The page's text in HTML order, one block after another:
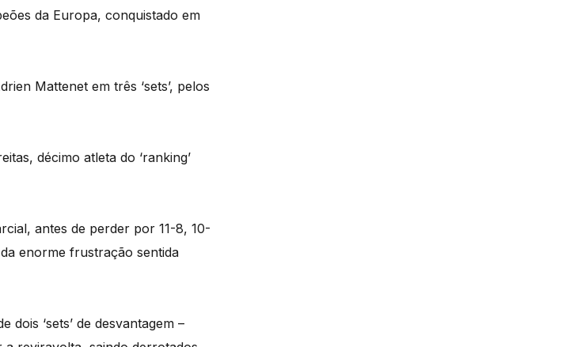
da Europa, conquistado em
Mattenet em três ‘sets’, pelos
décimo atleta do ‘ranking’
antes de perder por 11-8, 10-
enorme frustração sentida
‘sets’ de desvantagem –